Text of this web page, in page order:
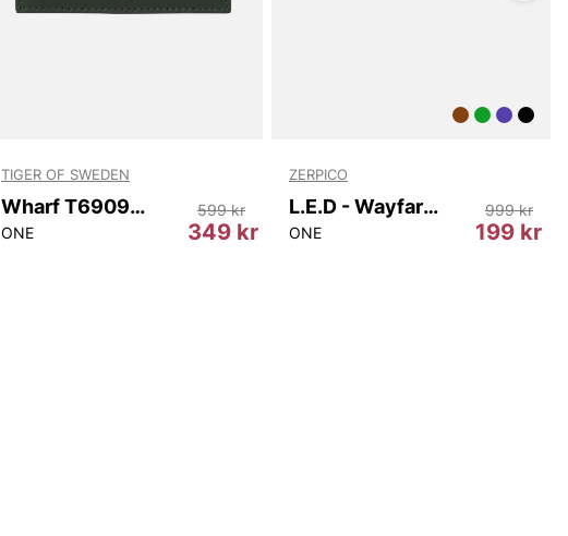
TIGER OF SWEDEN
Wharf T69097 403
ONE 349 kr
599 kr
ZERPICO
L.E.D - Wayfarer
ONE 199 kr
999 kr